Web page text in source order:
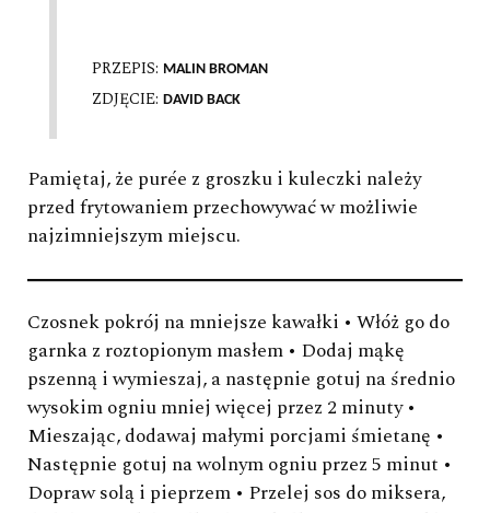
PRZEPIS: MALIN BROMAN
ZDJĘCIE: DAVID BACK
Pamiętaj, że purée z groszku i kuleczki należy
przed frytowaniem przechowywać w możliwie
najzimniejszym miejscu.
Czosnek pokrój na mniejsze kawałki • Włóż go do
garnka z roztopionym masłem • Dodaj mąkę
pszenną i wymieszaj, a następnie gotuj na średnio
wysokim ogniu mniej więcej przez 2 minuty •
Mieszając, dodawaj małymi porcjami śmietanę •
Następnie gotuj na wolnym ogniu przez 5 minut •
Dopraw solą i pieprzem • Przelej sos do miksera,